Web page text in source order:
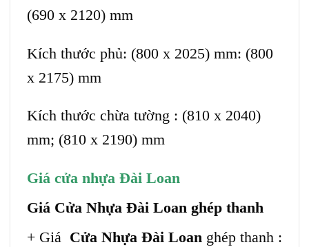
(690 x 2120) mm
Kích thước phủ: (800 x 2025) mm: (800
x 2175) mm
Kích thước chừa tường : (810 x 2040)
mm; (810 x 2190) mm
Giá cửa nhựa Đài Loan
Giá Cửa Nhựa Đài Loan ghép thanh
+ Giá Cửa Nhựa Đài Loan ghép thanh :